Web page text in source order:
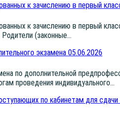
к зачислению в первый
к зачис­ле­нию в пер­вый
(закон­ные...
экзамена 05.06.2026
по допол­ни­тель­ной
про­ве­де­ния инди­ви­ду­аль­но­го...
по кабинетам для